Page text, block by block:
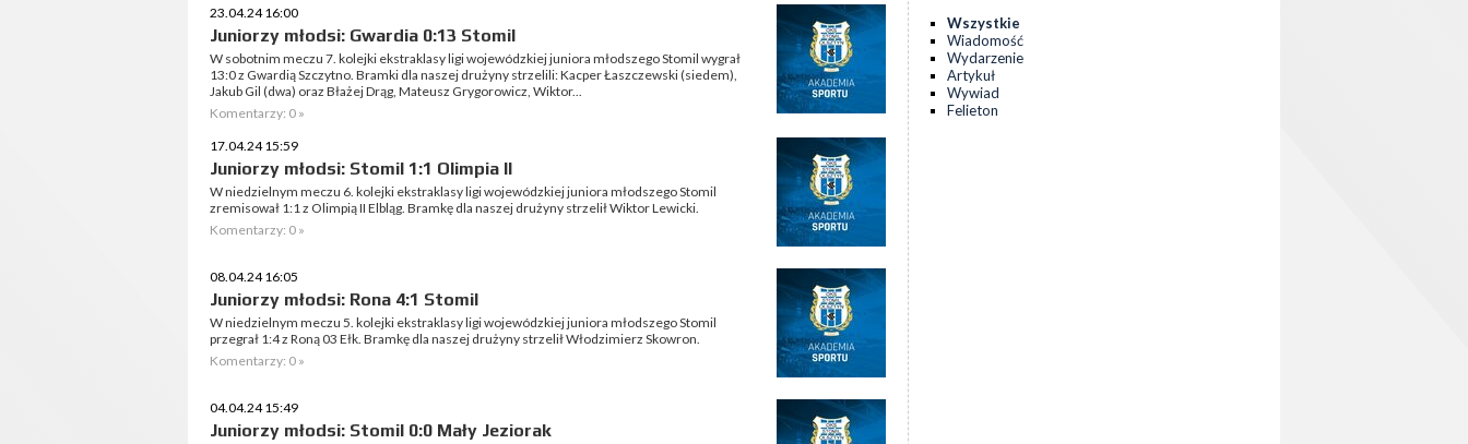
23.04.24 16:00
Juniorzy młodsi: Gwardia 0:13 Stomil
W sobotnim meczu 7. kolejki ekstraklasy ligi wojewódzkiej juniora młodszego Stomil wygrał
13:0 z Gwardią Szczytno. Bramki dla naszej drużyny strzelili: Kacper Łaszczewski (siedem),
Jakub Gil (dwa) oraz Błażej Drąg, Mateusz Grygorowicz, Wiktor...
Komentarzy: 0 »
17.04.24 15:59
Juniorzy młodsi: Stomil 1:1 Olimpia II
W niedzielnym meczu 6. kolejki ekstraklasy ligi wojewódzkiej juniora młodszego Stomil
zremisował 1:1 z Olimpią II Elbląg. Bramkę dla naszej drużyny strzelił Wiktor Lewicki.
Komentarzy: 0 »
08.04.24 16:05
Juniorzy młodsi: Rona 4:1 Stomil
W niedzielnym meczu 5. kolejki ekstraklasy ligi wojewódzkiej juniora młodszego Stomil
przegrał 1:4 z Roną 03 Ełk. Bramkę dla naszej drużyny strzelił Włodzimierz Skowron.
Komentarzy: 0 »
04.04.24 15:49
Juniorzy młodsi: Stomil 0:0 Mały Jeziorak
Wszystkie
Wiadomość
Wydarzenie
Artykuł
Wywiad
Felieton